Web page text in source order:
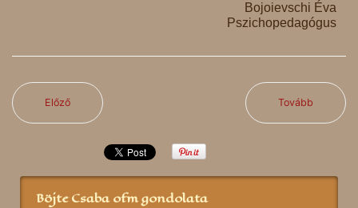
Bojoievschi Éva
Pszichopedagógus
Előző Tovább
Böjte Csaba ofm gondolata